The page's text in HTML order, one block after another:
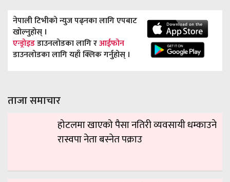
नेपाली टिभीको न्युज पढ्नका लागि एपबाट
खोल्नुहोस् ।
एन्ड्रोइडडाउनलोडका लागि रआईफोन
डाउनलोडका लागि यहाँ क्लिक गर्नुहोस् ।
ताजा समाचार
होटलमा खाएको पैसा नतिरी व्यवसायी धम्काउने
रास्वपा नेता बस्नेत पक्राउ